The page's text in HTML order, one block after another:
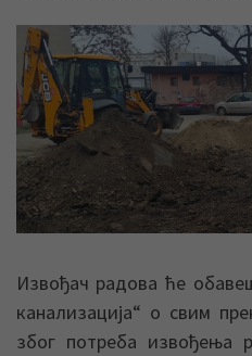
Извођач радова ће
канализација“ о свим
због потреба извођења